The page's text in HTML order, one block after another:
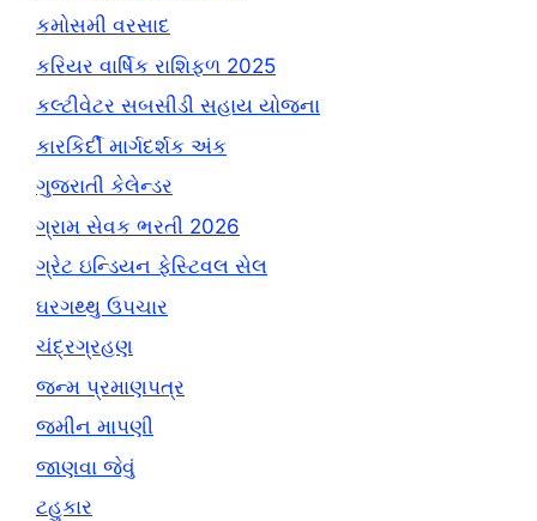
કમોસમી વરસાદ
કરિયર વાર્ષિક રાશિફળ 2025
કલ્ટીવેટર સબસીડી સહાય યોજના
કારકિર્દી માર્ગદર્શક અંક
ગુજરાતી કેલેન્ડર
ગ્રામ સેવક ભરતી 2026
ગ્રેટ ઇન્ડિયન ફેસ્ટિવલ સેલ
ઘરગથ્થુ ઉપચાર
ચંદ્રગ્રહણ
જન્મ પ્રમાણપત્ર
જમીન માપણી
જાણવા જેવું
ટહુકાર